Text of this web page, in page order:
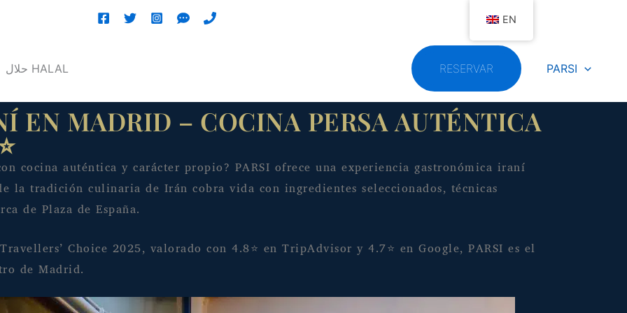
حلال HALAL RESERVAR PARSI
EN MADRID – COCINA PERSA AUTÉNTICA
cocina auténtica y carácter propio? PARSI ofrece una experiencia gastronómica iraní
la tradición culinaria de Irán cobra vida con ingredientes seleccionados, técnicas
de Plaza de España.
Choice 2025, valorado con 4.8⭐ en TripAdvisor y 4.7⭐ en Google, PARSI es el
de Madrid.
EN